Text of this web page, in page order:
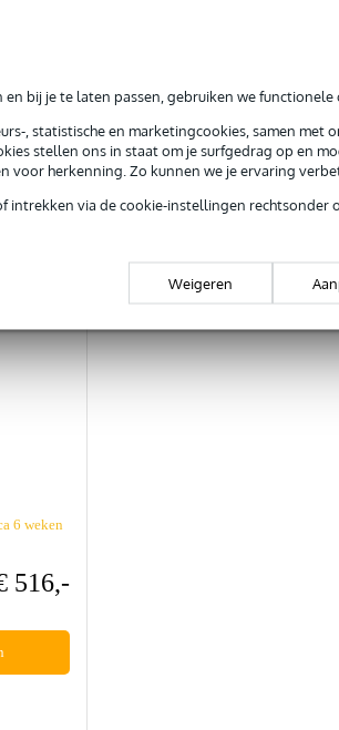
bij je te laten passen, gebruiken we functionele
, statistische en marketingcookies, samen met
stellen ons in staat om je surfgedrag op en
voor herkenning. Zo kunnen we je ervaring
intrekken via de cookie-instellingen rechtsonder
Weigeren
6 weken
516,-